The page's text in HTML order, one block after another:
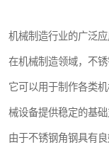
机械制造行业的广泛应
在机械制造领域，不
它可以用于制作各类
械设备提供稳定的基础
由于不锈钢角钢具有